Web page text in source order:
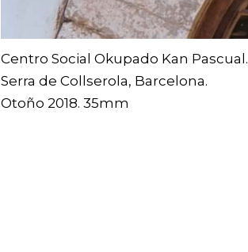
Centro Social Okupado Kan Pascual.
Serra de Collserola, Barcelona.
Otoño 2018. 35mm